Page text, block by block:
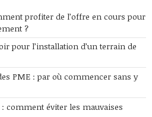
profiter de l’offre en cours pour
?
pour l’installation d’un terrain de
PME : par où commencer sans y
comment éviter les mauvaises